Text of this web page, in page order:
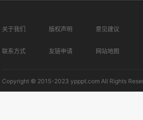
关于我们 版权声明 意见建议
联系方式 友链申请 网站地图
Copyright © 2015-2023 ypppt.com All Rights